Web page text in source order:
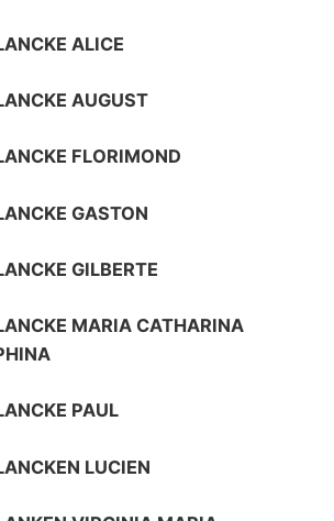
ALICE
AUGUST
FLORIMOND
GASTON
GILBERTE
MARIA CATHARINA
PAUL
LUCIEN